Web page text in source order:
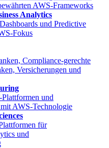
AWS-Frameworks
Analytics
und Predictive
Fokus
Compliance-gerechte
Versicherungen und
und
AWS-Technologie
für
und